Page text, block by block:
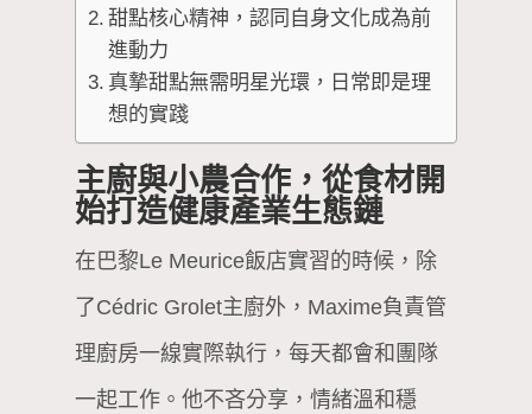
甜點核心精神，認同自身文化成為前
進動力
真摯甜點無需明星光環，日常即是理
想的實踐
主廚與小農合作，從食材開
始打造健康產業生態鏈
在巴黎Le Meurice飯店實習的時候，除
了Cédric Grolet主廚外，Maxime負責管
理廚房一線實際執行，每天都會和團隊
一起工作。他不吝分享，情緒溫和穩